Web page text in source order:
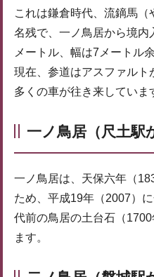
これは鎌倉時代、流鏑馬
名残で、一ノ鳥居から境
メートル、幅は7メートル
現在、参道はアスファルト
多くの車が往き来していま
一ノ鳥居（尺土駅
一ノ鳥居は、天保六年（
ため、平成19年（2007）
代前の鳥居の土台石（
ます。